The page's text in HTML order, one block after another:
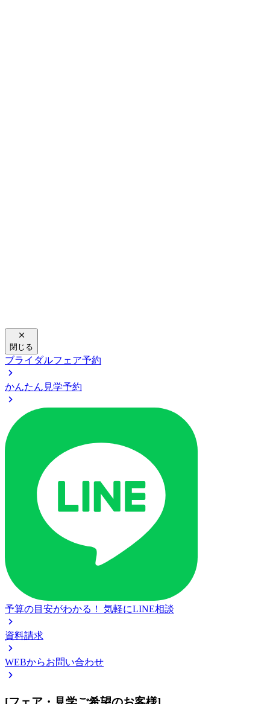
閉じる
ブライダルフェア予約
かんたん見学予約
予算の目安がわかる！ 気軽にLINE相談
資料請求
WEBからお問い合わせ